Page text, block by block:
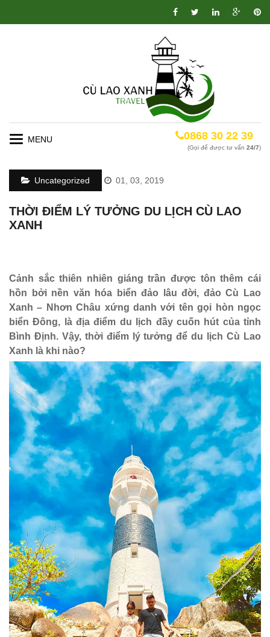
Toggle
0868 30 22 39
(Gọi để được tư vấn 24/7)
Uncategorized 01, 03, 2019
THỜI ĐIỂM LÝ TƯỞNG DU LỊCH CÙ LAO
XANH
Cảnh sắc thiên nhiên giáng trần được tôn thêm cái
hồn bởi nền văn hóa biển đảo lâu đời, đảo Cù Lao
Xanh – Nhơn Châu xứng danh với tên gọi hòn ngọc
biển Đông, là địa điểm du lịch đầy cuốn hút của tỉnh
Bình Định. Vậy, thời điểm lý tưởng để du lịch Cù Lao
Xanh là khi nào?